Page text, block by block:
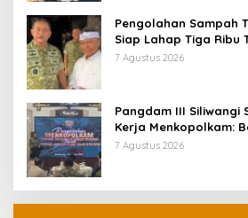
Pengolahan Sampah
Siap Lahap Tiga Ribu
Jawa Barat
7 Agustus 2026
Pangdam III Siliwangi
Kerja Menkopolkam:
Pemerintah
7 Agustus 2026